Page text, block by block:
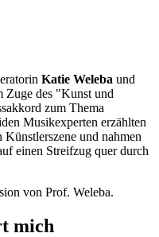
Katie Weleba und
Zuge des "Kunst und
zum Thema
Musikexperten erzählten
Künstlerszene und nahmen
einen Streifzug quer durch
von Prof. Weleba.
mich